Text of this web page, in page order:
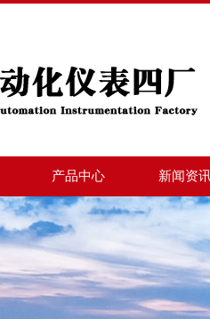
产品中心 新闻资